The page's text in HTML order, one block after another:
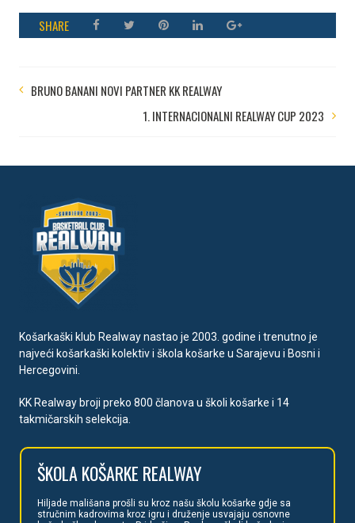
SHARE
BRUNO BANANI NOVI PARTNER KK REALWAY
1. INTERNACIONALNI REALWAY CUP 2023
Košarkaški klub Realway nastao je 2003. godine i trenutno je
najveći košarkaški kolektiv i škola košarke u Sarajevu i Bosni i
Hercegovini.
KK Realway broji preko 800 članova u školi košarke i 14
takmičarskih selekcija.
ŠKOLA KOŠARKE REALWAY
Hiljade mališana prošli su kroz našu školu košarke gdje sa
stručnim kadrovima kroz igru i druženje usvajaju osnovne